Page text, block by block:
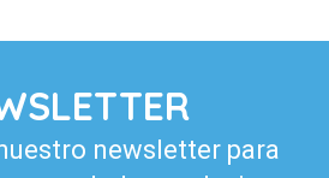
newsletter para